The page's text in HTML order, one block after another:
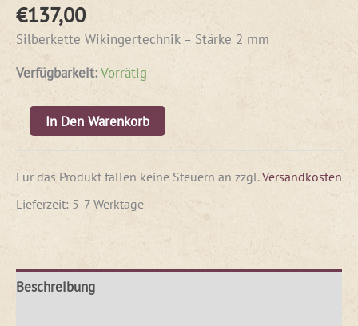
€137,00
Silberkette Wikingertechnik – Stärke 2 mm
Verfügbarkeit:Vorrätig
In Den Warenkorb
Für das Produkt fallen keine Steuern an zzgl.Versandkosten
Lieferzeit: 5-7 Werktage
Beschreibung